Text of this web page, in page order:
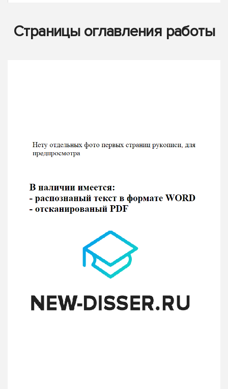
Страницы оглавления работы